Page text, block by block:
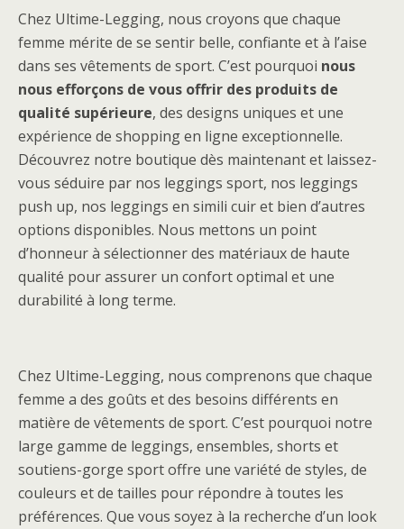
Chez Ultime-Legging, nous croyons que chaque
femme mérite de se sentir belle, confiante et à l’aise
dans ses vêtements de sport. C’est pourquoi nous
nous efforçons de vous offrir des produits de
qualité supérieure, des designs uniques et une
expérience de shopping en ligne exceptionnelle.
Découvrez notre boutique dès maintenant et laissez-
vous séduire par nos leggings sport, nos leggings
push up, nos leggings en simili cuir et bien d’autres
options disponibles. Nous mettons un point
d’honneur à sélectionner des matériaux de haute
qualité pour assurer un confort optimal et une
durabilité à long terme.
Chez Ultime-Legging, nous comprenons que chaque
femme a des goûts et des besoins différents en
matière de vêtements de sport. C’est pourquoi notre
large gamme de leggings, ensembles, shorts et
soutiens-gorge sport offre une variété de styles, de
couleurs et de tailles pour répondre à toutes les
préférences. Que vous soyez à la recherche d’un look